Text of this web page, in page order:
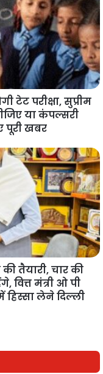
टेट परीक्षा, सुप्रीम
या कंपल्सरी
पूरी खबर
तैयारी, चार की
वित्त मंत्री ओ पी
लेने दिल्ली